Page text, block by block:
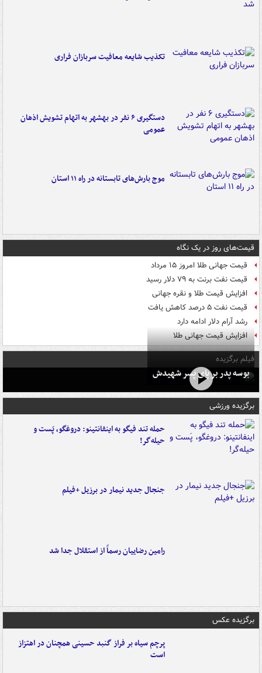
تکذیب شایعه معافیت سربازان فراری
دستگیری ۶ نفر در بهشهر به اتهام تشویش اذهان
عمومی
موج بارش‌های تابستانه در راه ۱۱ استان
قیمت‌های روز در یک نگاه
قیمت جهانی طلا امروز ۱۵ مرداد
قیمت نفت برنت به ۷۹ دلار رسید
افزایش قیمت طلا و نقره جهانی
قیمت نفت ۵ درصد کاهش یافت
رشد آرام دلار ادامه دارد
افزایش قیمت جهانی طلا
فیلم برگزیده
بوسه‌ پدر بر پای پسر شهیدش
برگزیده ورزشی
حمله تند فیگو به اینفانتینو: دروغگو، پَست‌ و
حیله‌گر!
جنجال جدید نیمار در برزیل +فیلم
رامین رضاییان رسماً از استقلال جدا شد
برگزیده عکس
پرچم سیاه بر فراز گنبد حسینی همچنان در اهتزاز
است